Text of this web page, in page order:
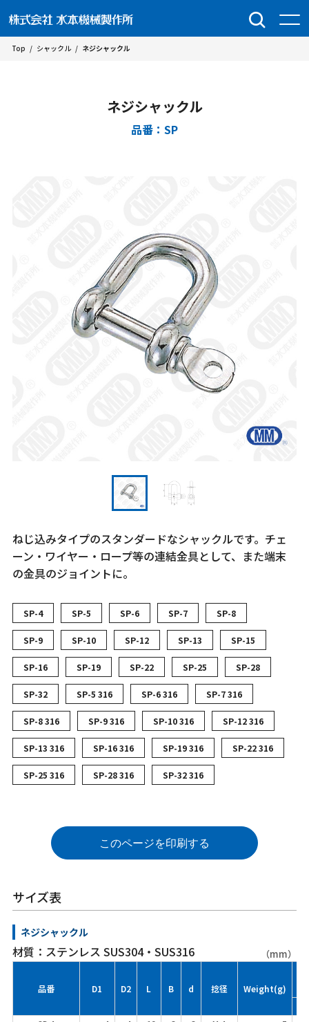
Top / シャックル / ネジシャックル
ネジシャックル
品番：SP
ねじ込みタイプのスタンダードなシャックルです。チェ
ーン・ワイヤー・ロープ等の連結金具として、また端末
の金具のジョイントに。
SP-4 SP-5 SP-6 SP-7 SP-8
SP-9 SP-10 SP-12 SP-13 SP-15
SP-16 SP-19 SP-22 SP-25 SP-28
SP-32 SP-5 316 SP-6 316 SP-7 316
SP-8 316 SP-9 316 SP-10 316 SP-12 316
SP-13 316 SP-16 316 SP-19 316 SP-22 316
SP-25 316 SP-28 316 SP-32 316
このページを印刷する
サイズ表
ネジシャックル
材質：ステンレス SUS304・SUS316 （mm）
品番 D1 D2 L B d 捻径 Weight(g)